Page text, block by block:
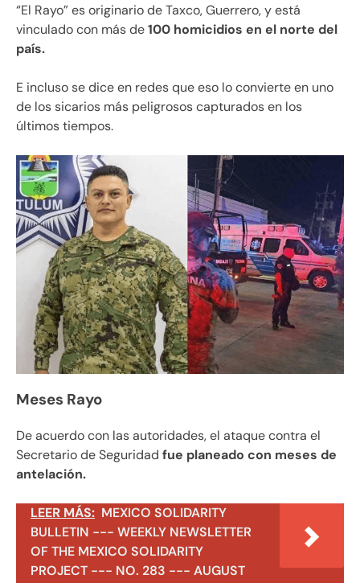
“El Rayo” es originario de Taxco, Guerrero, y está
vinculado con más de100 homicidios en el norte del
país.
E incluso se dice en redes que eso lo convierte en uno
de los sicarios más peligrosos capturados en los
últimos tiempos.
Meses Rayo
De acuerdo con las autoridades, el ataque contra el
Secretario de Seguridad fue planeado con meses de
antelación.
LEER MÁS: MEXICO SOLIDARITY
BULLETIN --- WEEKLY NEWSLETTER
OF THE MEXICO SOLIDARITY
PROJECT --- NO. 283 --- AUGUST